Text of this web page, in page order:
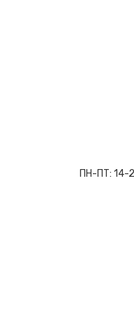
ПН-ПТ: 14-